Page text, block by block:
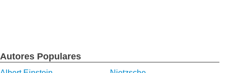
Autores Populares